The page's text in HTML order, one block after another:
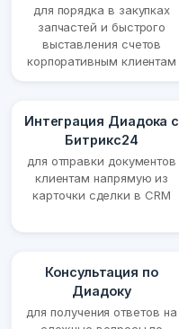
для порядка в закупках
запчастей и быстрого
выставления счетов
корпоративным клиентам
Интеграция Диадока с
Битрикс24
для отправки документов
клиентам напрямую из
карточки сделки в CRM
Консультация по
Диадоку
для получения ответов на